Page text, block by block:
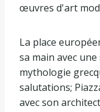
œuvres d'art
La place
sa main avec
mythologie
salutations;
avec son